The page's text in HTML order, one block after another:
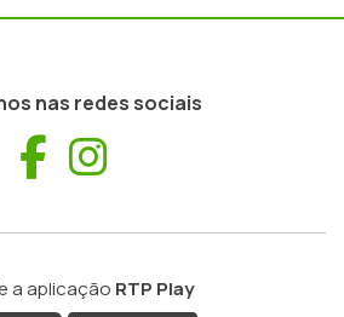
nas redes sociais
Facebook
a aplicação RTP Play